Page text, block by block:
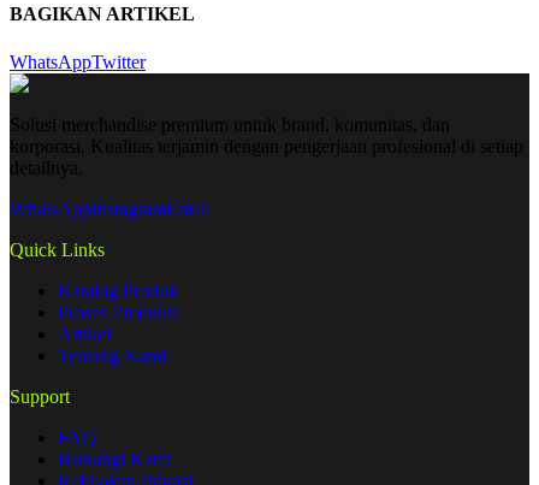
BAGIKAN ARTIKEL
WhatsAppTwitter
Solusi merchandise premium untuk brand, komunitas, dan
korporasi. Kualitas terjamin dengan pengerjaan profesional di setiap
detailnya.
WhatsAppInstagramEmail
Quick Links
Katalog Produk
Proses Produksi
Artikel
Tentang Kami
Support
FAQ
Hubungi Kami
Kebijakan Privasi